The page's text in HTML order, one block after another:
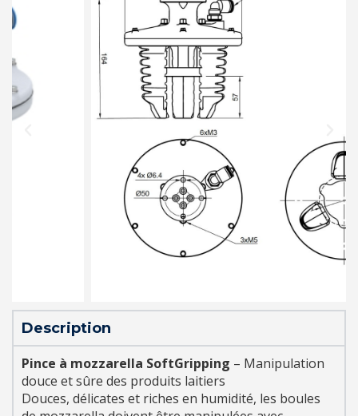
Description
Pince à mozzarella SoftGripping – Manipulation
douce et sûre des produits laitiers
Douces, délicates et riches en humidité, les boules